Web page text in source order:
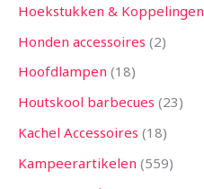
Hoekstukken & Koppelingen
Honden accessoires 2
Hoofdlampen 18
Houtskool barbecues 23
Kachel Accessoires 18
Kampeerartikelen 559